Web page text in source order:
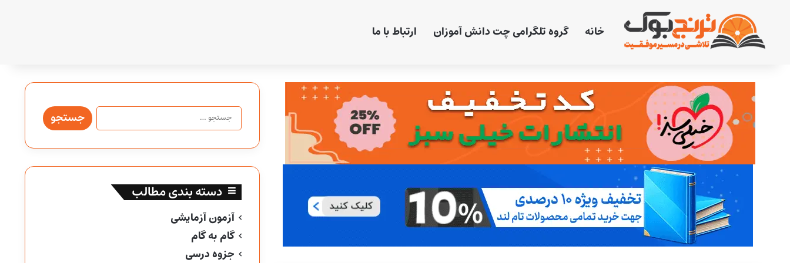
خانه گروه تلگرامی چت دانش آموزان ارتباط با ما
جستجو
برای:
دسته بندی مطالب
آزمون آزمایشی
گام به گام
جزوه درسی